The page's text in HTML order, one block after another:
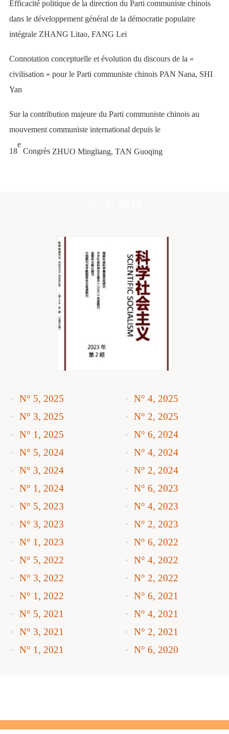
Efficacité politique de la direction du Parti communiste chinois
dans le développement général de la démocratie populaire
intégrale ZHANG Litao, FANG Lei
Connotation conceptuelle et évolution du discours de la «
civilisation » pour le Parti communiste chinoisPAN Nana, SHI
Yan
Sur la contribution majeure du Parti communiste chinois au
mouvement communiste international depuis le
18
e
CongrèsZHUO Mingliang, TAN Guoqing
N° 5, 2025
N° 4, 2025
N° 3, 2025
N° 2, 2025
N° 1, 2025
N° 6, 2024
N° 5, 2024
N° 4, 2024
N° 3, 2024
N° 2, 2024
N° 1, 2024
N° 6, 2023
N° 5, 2023
N° 4, 2023
N° 3, 2023
N° 2, 2023
N° 1, 2023
N° 6, 2022
N° 5, 2022
N° 4, 2022
N° 3, 2022
N° 2, 2022
N° 1, 2022
N° 6, 2021
N° 5, 2021
N° 4, 2021
N° 3, 2021
N° 2, 2021
N° 1, 2021
N° 6, 2020